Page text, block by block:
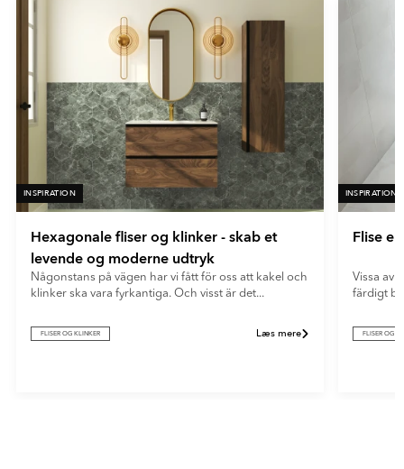
fliser giver et blødt og moderne udtryk og skjuler effektivt
fingeraftryk og genskin.
INSPIRATION
Hexagonale fliser og klinker - skab et
levende og moderne udtryk
Någonstans på vägen har vi fått för oss att kakel och
klinker ska vara fyrkantiga. Och visst är det...
FLISER OG KLINKER Læs mere
INSPIRATION
Flise
Vissa av
färdigt
FLISER OG